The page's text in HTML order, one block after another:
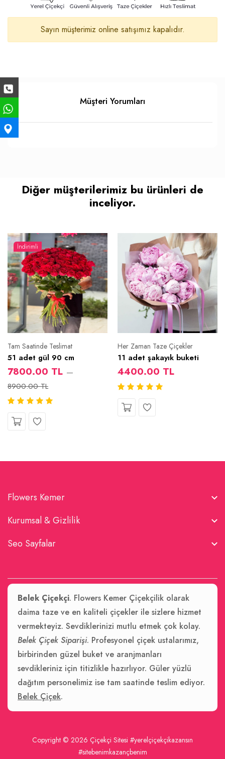
Sayın müşterimiz online satışımız kapalıdır.
Müşteri Yorumları
Diğer müşterilerimiz bu ürünleri de
inceliyor.
İndirimli
Tam Saatinde Teslimat
51 adet gül 90 cm
7800.00 TL
8900.00 TL
Her Zaman Taze Çiçekler
11 adet şakayık buketi
4400.00 TL
Flowers Kemer
Kurumsal & Gizlilik
Seo Sayfalar
Belek Çiçekçi. Flowers Kemer Çiçekçilik olarak
daima taze ve en kaliteli çiçekler ile sizlere hizmet
vermekteyiz. Sevdiklerinizi mutlu etmek çok kolay.
Belek Çiçek Siparişi. Profesyonel çiçek ustalarımız,
birbirinden güzel buket ve aranjmanları
sevdikleriniz için titizlikle hazırlıyor. Güler yüzlü
dağıtım personelimiz ise tam saatinde teslim ediyor.
Belek Çiçek.
Copyright © 2026 Çiçekçi Sitesi #yerelçiçekçikazansın
#sitebenimkazançbenim